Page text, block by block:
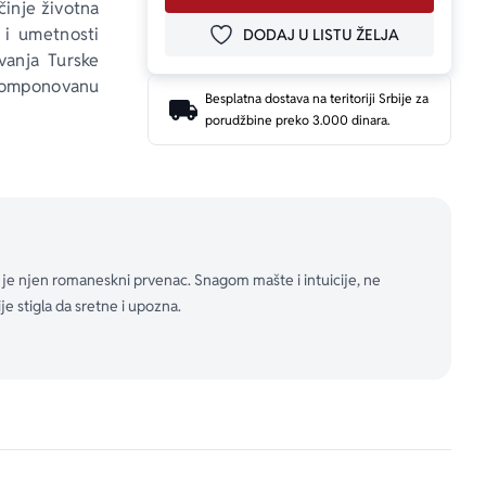
životna
umetnosti
Turske
Rikat,
životnim
tačno zna
DODAJ U OMILJENE
DODAJ U LISTU ŽELJA
Besplatna dostava na teritoriji Srbije za
porudžbine preko 3.000 dinara.
njen romaneskni prvenac. Snagom mašte i intuicije, ne
stigla da sretne i upozna.